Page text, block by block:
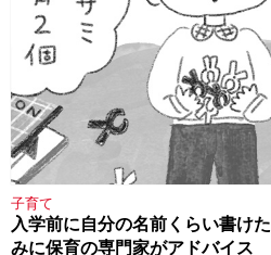
子育て
入学前に自分の名前くらい書け
みに保育の専門家がアドバイス